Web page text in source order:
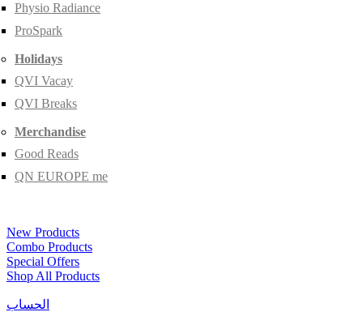
Physio Radiance
ProSpark
Holidays
QVI Vacay
QVI Breaks
Merchandise
Good Reads
QN EUROPE me
New Products
Combo Products
Special Offers
Shop All Products
الحساب